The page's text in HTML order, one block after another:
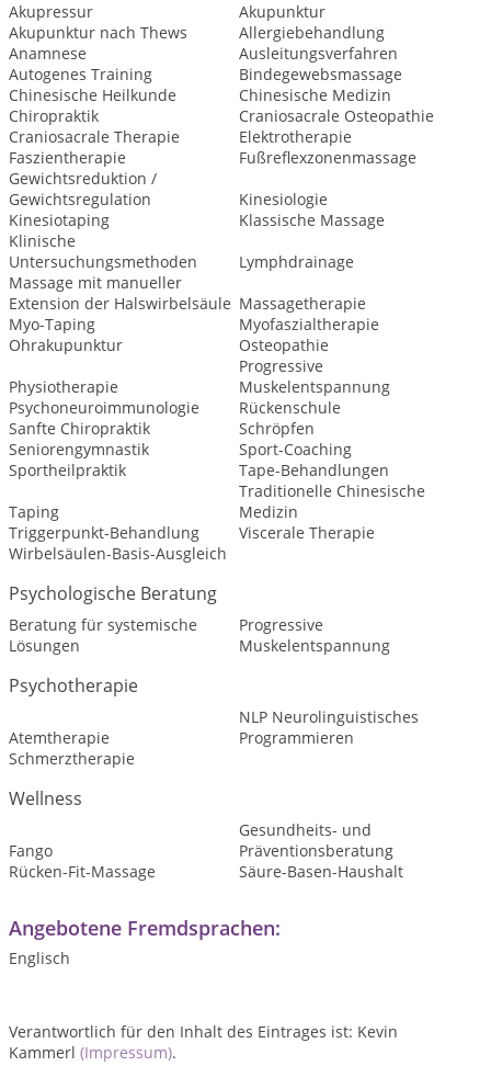
Akupressur
Akupunktur
Akupunktur nach Thews
Allergiebehandlung
Anamnese
Ausleitungsverfahren
Autogenes Training
Bindegewebsmassage
Chinesische Heilkunde
Chinesische Medizin
Chiropraktik
Craniosacrale Osteopathie
Craniosacrale Therapie
Elektrotherapie
Faszientherapie
Fußreflexzonenmassage
Gewichtsreduktion /
Gewichtsregulation
Kinesiologie
Kinesiotaping
Klassische Massage
Klinische
Untersuchungsmethoden
Lymphdrainage
Massage mit manueller
Extension der Halswirbelsäule Massagetherapie
Myo-Taping
Myofaszialtherapie
Ohrakupunktur
Osteopathie
Physiotherapie
Progressive
Muskelentspannung
Psychoneuroimmunologie
Rückenschule
Sanfte Chiropraktik
Schröpfen
Seniorengymnastik
Sport-Coaching
Sportheilpraktik
Tape-Behandlungen
Taping
Traditionelle Chinesische
Medizin
Triggerpunkt-Behandlung
Viscerale Therapie
Wirbelsäulen-Basis-Ausgleich
Psychologische Beratung
Beratung für systemische
Lösungen
Progressive
Muskelentspannung
Psychotherapie
Atemtherapie
NLP Neurolinguistisches
Programmieren
Schmerztherapie
Wellness
Fango
Gesundheits- und
Präventionsberatung
Rücken-Fit-Massage
Säure-Basen-Haushalt
Angebotene Fremdsprachen:
Englisch
Verantwortlich für den Inhalt des Eintrages ist: Kevin
Kammerl (Impressum).